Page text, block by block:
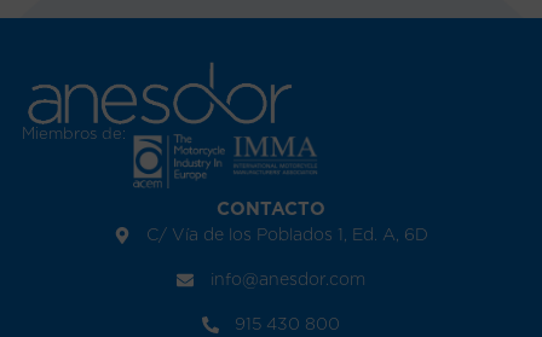
Miembros de:
CONTACTO
C/ Vía de los Poblados 1, Ed. A, 6D
info@anesdor.com
915 430 800